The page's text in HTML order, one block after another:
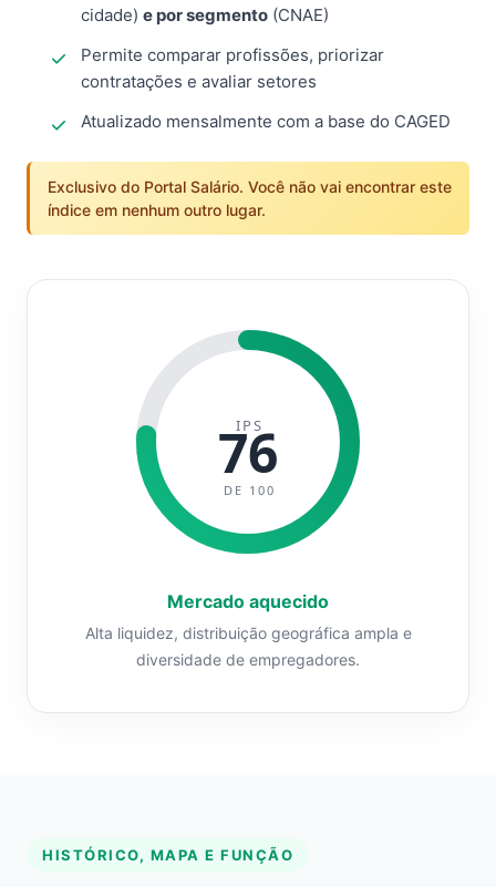
cidade) e por segmento (CNAE)
Permite comparar profissões, priorizar
contratações e avaliar setores
Atualizado mensalmente com a base do CAGED
Exclusivo do Portal Salário. Você não vai encontrar este
índice em nenhum outro lugar.
IPS
76
DE 100
Mercado aquecido
Alta liquidez, distribuição geográfica ampla e
diversidade de empregadores.
HISTÓRICO, MAPA E FUNÇÃO